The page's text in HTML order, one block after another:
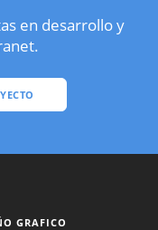
en desarrollo y
GRAFICO